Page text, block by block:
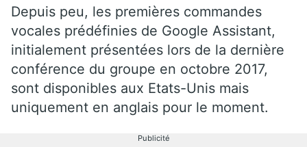
Depuis peu, les premières commandes
vocales prédéfinies de Google Assistant,
initialement présentées lors de la dernière
conférence du groupe en octobre 2017,
sont disponibles aux Etats-Unis mais
uniquement en anglais pour le moment.
Publicité